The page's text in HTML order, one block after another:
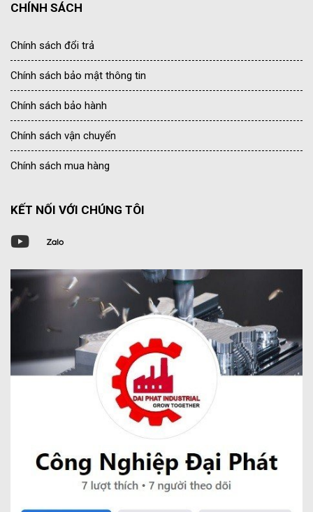
CHÍNH SÁCH
Chính sách đổi trả
Chính sách bảo mật thông tin
Chính sách bảo hành
Chính sách vận chuyển
Chính sách mua hàng
KẾT NỐI VỚI CHÚNG TÔI